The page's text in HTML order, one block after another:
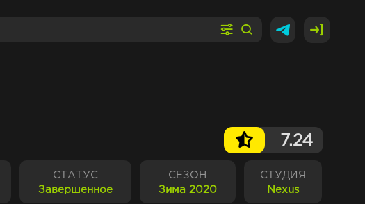
7.24
СТАТУС
Завершенное
СЕЗОН
Зима 2020
СТУДИЯ
Nexus